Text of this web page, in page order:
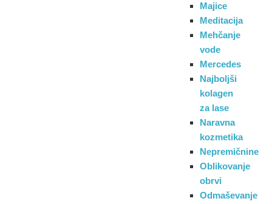
Majice
Meditacija
Mehčanje
vode
Mercedes
Najboljši
kolagen
za lase
Naravna
kozmetika
Nepremičnine
Oblikovanje
obrvi
Odmaševanje